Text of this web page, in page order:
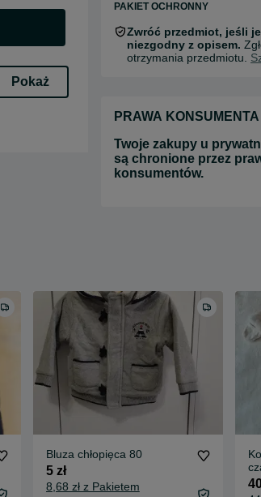
Pokaż
PAKIET OCHRONNY
Zwróć przedmiot, jeśli
niezgodny z opisem.
otrzymania przedmiotu.
PRAWA KONSUMENTA
Twoje zakupy u
są chronione przez
konsumentów.
Bluza chłopięca 80
5 zł
8,68 zł z Pakietem